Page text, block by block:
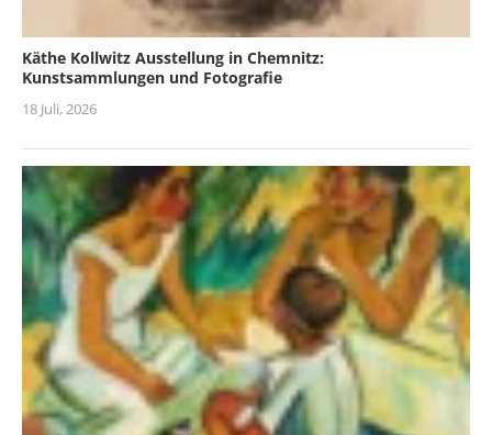
Käthe Kollwitz Ausstellung in Chemnitz:
Kunstsammlungen und Fotografie
18 Juli, 2026